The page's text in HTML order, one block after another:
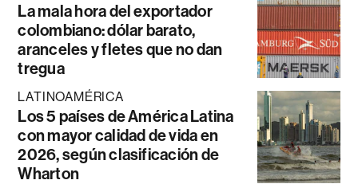
La mala hora del exportador
colombiano: dólar barato,
aranceles y fletes que no dan
tregua
LATINOAMÉRICA
Los 5 países de América Latina
con mayor calidad de vida en
2026, según clasificación de
Wharton